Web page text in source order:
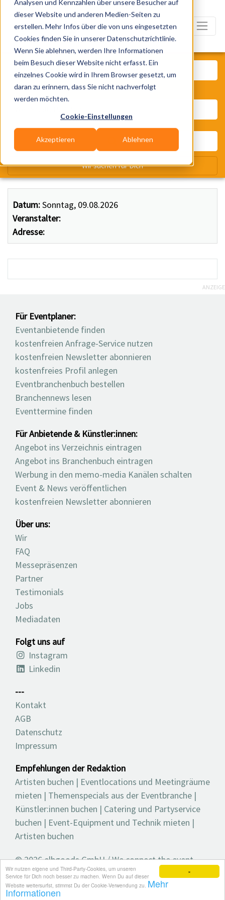
×
Wir nutzen eigene und Third-Party-Cookies, um unseren
Service für Dich noch besser zu machen. Wenn Du auf dieser
Website weitersurfst, stimmst Du der Cookie-Verwendung zu. Mehr
Informationen
Analysen und Kennzahlen über unsere Besucher auf
dieser Website und anderen Medien-Seiten zu
erstellen. Mehr Infos über die von uns eingesetzten
Cookies finden Sie in unserer Datenschutzrichtlinie.
Wenn Sie ablehnen, werden Ihre Informationen
beim Besuch dieser Website nicht erfasst. Ein
einzelnes Cookie wird in Ihrem Browser gesetzt, um
daran zu erinnern, dass Sie nicht nachverfolgt
werden möchten.
Cookie-Einstellungen
Akzeptieren Ablehnen
Datum:Sonntag, 09.08.2026
Veranstalter:
Adresse:
Was? Künstler, Zelte, Bands,
Wir suchen für Dich
ANZEIGE
Für Eventplaner:
Eventanbietende finden
kostenfreien Anfrage-Service nutzen
kostenfreien Newsletter abonnieren
kostenfreies Profil anlegen
Eventbranchenbuch bestellen
Branchennews lesen
Eventtermine finden
Für Anbietende & Künstler:innen:
Angebot ins Verzeichnis eintragen
Angebot ins Branchenbuch eintragen
Werbung in den memo-media Kanälen schalten
Event & News veröffentlichen
kostenfreien Newsletter abonnieren
Über uns:
Wir
FAQ
Messepräsenzen
Partner
Testimonials
Jobs
Mediadaten
Folgt uns auf
Instagram
Linkedin
---
Kontakt
AGB
Datenschutz
Impressum
Empfehlungen der Redaktion
Artisten buchen | Eventlocations und Meetingräume
mieten | Themenspecials aus der Eventbranche |
Künstler:innen buchen | Catering und Partyservice
buchen | Event-Equipment und Technik mieten |
Artisten buchen
© 2026 elbgoods GmbH / We connect the event
industry / Medienvielfalt für die Eventplanung /
Eventbranchenbuch, Blog, Magazin und mehr